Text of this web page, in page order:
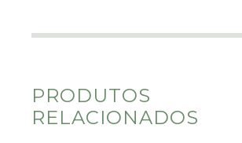
PRODUTOS
RELACIONADOS